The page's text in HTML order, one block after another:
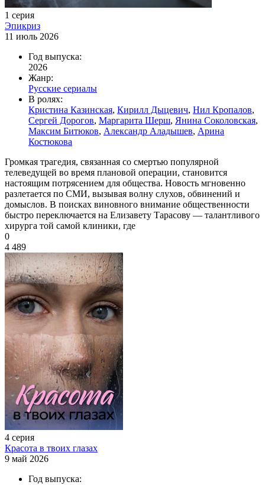
1 серия
Эпикриз
11 июль 2026
Год выпуска:
2026
Жанр:
Русские сериалы
В ролях:
Кристина Казинская, Кирилл Дыцевич, Нил Кропалов,
Сергей Дорогов, Маргарита Шерш, Янина Соколовская,
Максим Битюков, Александр Аладышев, Арина
Костюкова
Громкая трагедия, связанная со смертью популярной
телеведущей во время плановой операции, становится
настоящим потрясением для общества. Новость мгновенно
разлетается по СМИ, вызывая волну слухов, обвинений и
домыслов. В поисках виновного внимание общественности
быстро переключается на Елизавету Тарасову — талантливого
хирурга той самой клиники, где
0
4 489
4 серия
Красота в твоих глазах
9 май 2026
Год выпуска: